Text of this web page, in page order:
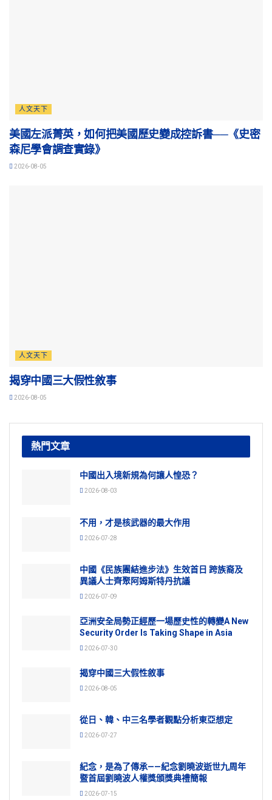
人文天下
美國左派菁英，如何把美國歷史變成控訴書──《史密
森尼學會調查實錄》
2026-08-05
人文天下
揭穿中國三大假性敘事
2026-08-05
熱門文章
中國出入境新規為何讓人惶恐？
2026-08-03
不用，才是核武器的最大作用
2026-07-28
中國《民族團結進步法》生效首日 跨族裔及
異議人士齊聚阿姆斯特丹抗議
2026-07-09
亞洲安全局勢正經歷一場歷史性的轉變A New
Security Order Is Taking Shape in Asia
2026-07-30
揭穿中國三大假性敘事
2026-08-05
從日、韓、中三名學者觀點分析東亞想定
2026-07-27
紀念，是為了傳承——紀念劉曉波逝世九周年
暨首屆劉曉波人權獎頒獎典禮簡報
2026-07-15